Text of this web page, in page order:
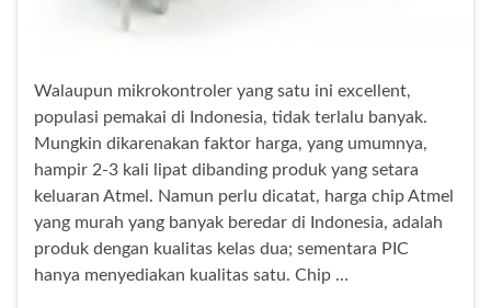
Walaupun mikrokontroler yang satu ini excellent,
populasi pemakai di Indonesia, tidak terlalu banyak.
Mungkin dikarenakan faktor harga, yang umumnya,
hampir 2-3 kali lipat dibanding produk yang setara
keluaran Atmel. Namun perlu dicatat, harga chip Atmel
yang murah yang banyak beredar di Indonesia, adalah
produk dengan kualitas kelas dua; sementara PIC
hanya menyediakan kualitas satu. Chip …